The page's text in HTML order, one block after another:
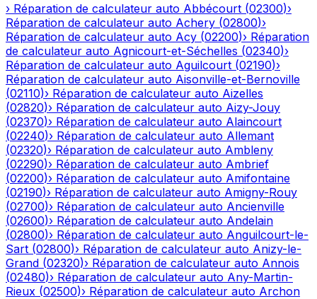
› Réparation de calculateur auto Abbécourt (02300)›
Réparation de calculateur auto Achery (02800)›
Réparation de calculateur auto Acy (02200)› Réparation
de calculateur auto Agnicourt-et-Séchelles (02340)›
Réparation de calculateur auto Aguilcourt (02190)›
Réparation de calculateur auto Aisonville-et-Bernoville
(02110)› Réparation de calculateur auto Aizelles
(02820)› Réparation de calculateur auto Aizy-Jouy
(02370)› Réparation de calculateur auto Alaincourt
(02240)› Réparation de calculateur auto Allemant
(02320)› Réparation de calculateur auto Ambleny
(02290)› Réparation de calculateur auto Ambrief
(02200)› Réparation de calculateur auto Amifontaine
(02190)› Réparation de calculateur auto Amigny-Rouy
(02700)› Réparation de calculateur auto Ancienville
(02600)› Réparation de calculateur auto Andelain
(02800)› Réparation de calculateur auto Anguilcourt-le-
Sart (02800)› Réparation de calculateur auto Anizy-le-
Grand (02320)› Réparation de calculateur auto Annois
(02480)› Réparation de calculateur auto Any-Martin-
Rieux (02500)› Réparation de calculateur auto Archon